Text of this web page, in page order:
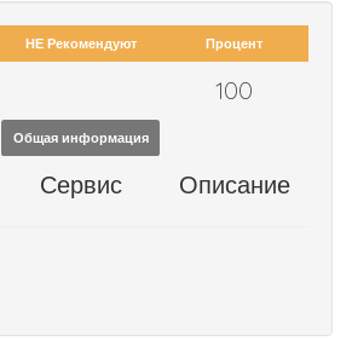
НЕ Рекомендуют Процент
100
Общая информация
Сервис Описание